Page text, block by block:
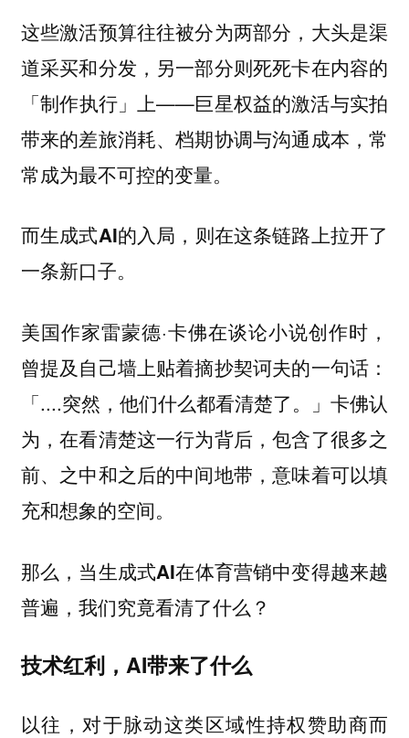
这些激活预算往往被分为两部分，大头是渠
道采买和分发，另一部分则死死卡在内容的
「制作执行」上——巨星权益的激活与实拍
带来的差旅消耗、档期协调与沟通成本，常
常成为最不可控的变量。
而生成式AI的入局，则在这条链路上拉开了
一条新口子。
美国作家雷蒙德·卡佛在谈论小说创作时，
曾提及自己墙上贴着摘抄契诃夫的一句话：
「....突然，他们什么都看清楚了。」卡佛认
为，在看清楚这一行为背后，包含了很多之
前、之中和之后的中间地带，意味着可以填
充和想象的空间。
那么， 当生成式AI在体育营销中变得越来越
普遍，我们究竟看清了什么？
技术红利，AI带来了什么
以往，对于脉动这类区域性持权赞助商而